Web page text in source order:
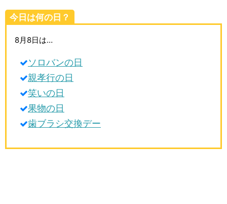
今日は何の日？
8月8日は…
ソロバンの日
親孝行の日
笑いの日
果物の日
歯ブラシ交換デー
動物雑学
歴史雑学
生活雑学
サイト情報